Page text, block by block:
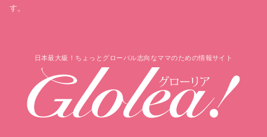
す。
日本最大級！ちょっとグローバル志向なママのための情報サイト